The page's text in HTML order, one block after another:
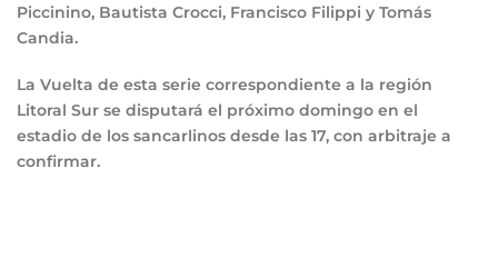
Piccinino, Bautista Crocci, Francisco Filippi y Tomás
Candia.
La Vuelta de esta serie correspondiente a la región
Litoral Sur se disputará el próximo domingo en el
estadio de los sancarlinos desde las 17, con arbitraje a
confirmar.